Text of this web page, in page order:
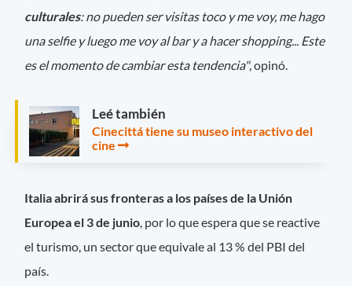
culturales: no pueden ser visitas toco y me voy, me hago
una selfie y luego me voy al bar y a hacer shopping... Este
es el momento de cambiar esta tendencia", opinó.
Leé también
Cinecittá tiene su museo interactivo del
cine
Italia abrirá sus fronteras a los países de la Unión
Europea el 3 de junio, por lo que espera que se reactive
el turismo, un sector que equivale al 13 % del PBI del
país.